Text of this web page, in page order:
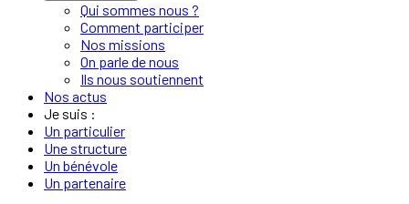
Qui sommes nous ?
Comment participer
Nos missions
On parle de nous
Ils nous soutiennent
Nos actus
Je suis :
Un particulier
Une structure
Un bénévole
Un partenaire